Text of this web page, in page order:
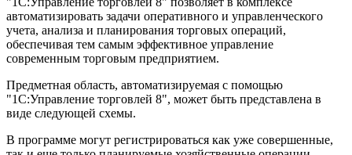
автоматизировать задачи оперативного и управленческого
учета, анализа и планирования торговых операций,
обеспечивая тем самым эффективное управление
современным торговым предприятием.
Предметная область, автоматизируемая с помощью
"1С:Управление торговлей 8", может быть представлена в
виде следующей схемы.
В программе могут регистрироваться как уже совершенные,